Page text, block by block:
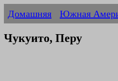
Домашняя Южная
Чукуито, Перу